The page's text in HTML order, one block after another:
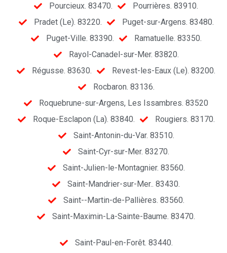
Pourcieux. 83470.
Pourrières. 83910.
Pradet (Le). 83220.
Puget-sur-Argens. 83480.
Puget-Ville. 83390.
Ramatuelle. 83350.
Rayol-Canadel-sur-Mer. 83820.
Régusse. 83630.
Revest-les-Eaux (Le). 83200.
Rocbaron. 83136.
Roquebrune-sur-Argens, Les Issambres. 83520
Roque-Esclapon (La). 83840.
Rougiers. 83170.
Saint-Antonin-du-Var. 83510.
Saint-Cyr-sur-Mer. 83270.
Saint-Julien-le-Montagnier. 83560.
Saint-Mandrier-sur-Mer.. 83430.
Saint--Martin-de-Pallières. 83560.
Saint-Maximin-La-Sainte-Baume. 83470.
Saint-Paul-en-Forêt. 83440.